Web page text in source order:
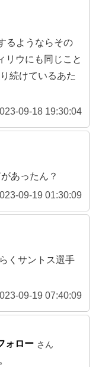
るようならその
リウにも同じこと
続けているあた
09-18 19:30:04
あったん？
09-19 01:30:09
くサントス選手
09-19 07:40:09
ォロー さん